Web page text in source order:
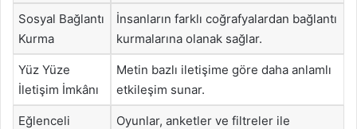
Sosyal Bağlantı
Kurma
İnsanların farklı coğrafyalardan bağlantı
kurmalarına olanak sağlar.
Yüz Yüze
İletişim İmkânı
Metin bazlı iletişime göre daha anlamlı
etkileşim sunar.
Eğlenceli
Oyunlar, anketler ve filtreler ile